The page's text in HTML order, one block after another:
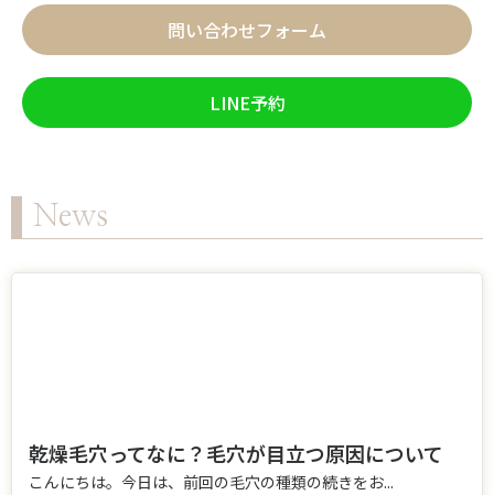
問い合わせフォーム
LINE予約
News
乾燥毛穴ってなに？毛穴が目立つ原因について
こんにちは。今日は、前回の毛穴の種類の続きをお...